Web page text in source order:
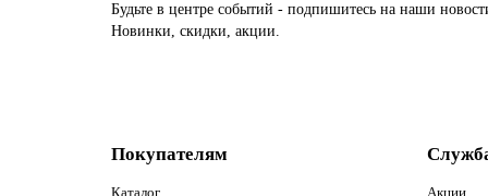
3 на 5
3 на 6
Будьте в центре событий - подпишитесь на наши
Новинки, скидки, акции.
Покупателям
Каталог Акции